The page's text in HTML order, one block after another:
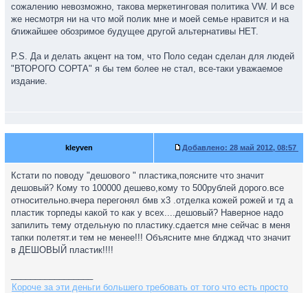
сожалению невозможно, такова меркетинговая политика VW. И все
же несмотря ни на что мой полик мне и моей семье нравится и на
ближайшее обозримое будущее другой альтернативы НЕТ.
P.S. Да и делать акцент на том, что Поло седан сделан для людей
"ВТОРОГО СОРТА" я бы тем более не стал, все-таки уважаемое
издание.
kleyven Добавлено: 28 май 2012, 08:57
Кстати по поводу "дешового " пластика,поясните что значит
дешовый? Кому то 100000 дешево,кому то 500рублей дорого.все
относительно.вчера перегонял бмв х3 .отделка кожей рожей и тд а
пластик торпеды какой то как у всех....дешовый? Наверное надо
запилить тему отдельную по пластику.сдается мне сейчас в меня
тапки полетят.и тем не менее!!! Объясните мне блджад что значит
в ДЕШОВЫЙ пластик!!!!
Короче за эти деньги большего требовать от того что есть просто